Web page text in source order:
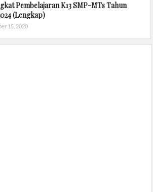
Pembelajaran K13 SMP-MTs Tahun
(Lengkap)
15, 2020